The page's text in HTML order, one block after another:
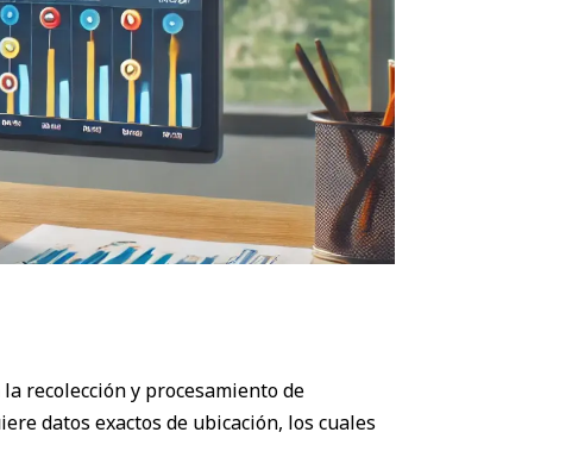
recolección y procesamiento de
datos exactos de ubicación, los cuales